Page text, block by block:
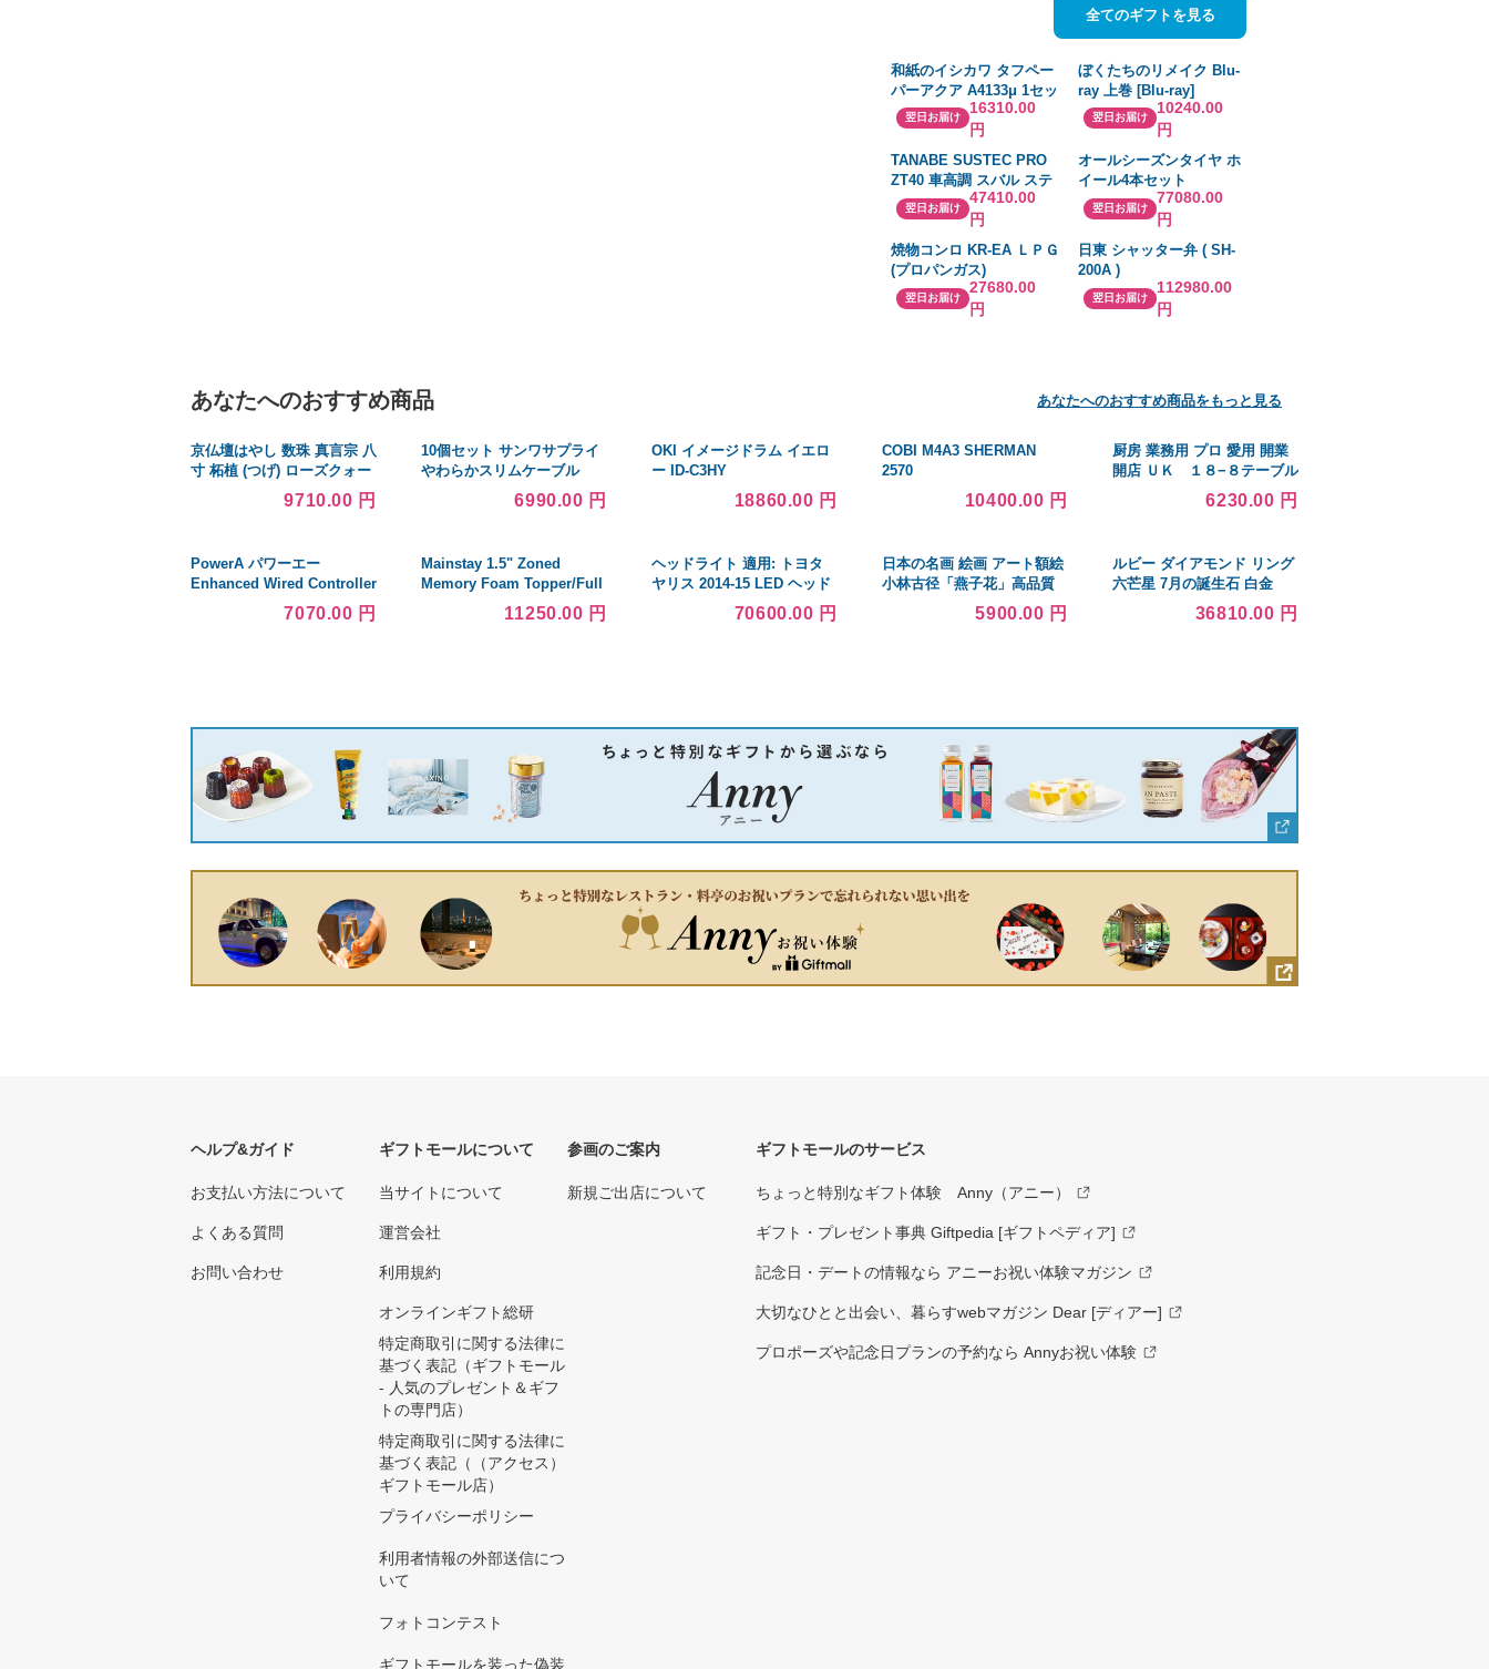
全てのギフトを見る
和紙のイシカワ タフペー
パーアクア A4133μ 1セッ
ト(250枚)
翌日お届け
16310.00
円
ぼくたちのリメイク Blu-
ray 上巻 [Blu-ray]
翌日お届け
10240.00
円
TANABE SUSTEC PRO
ZT40 車高調 スバル ステ
ラ LA150F 2014/12〜 品
番:ZT40LA100SK タナベ
翌日お届け
47410.00
円
オールシーズンタイヤ ホ
イール4本セット
205/50R17インチ 5H100
ウェッズ レオニス MX
HSIII/SC ミシュラン クロ
スクライメート2
翌日お届け
77080.00
円
焼物コンロ KR-EA ＬＰＧ
(プロパンガス)
翌日お届け
27680.00
円
日東 シャッター弁 ( SH-
200A )
翌日お届け
112980.00
円
あなたへのおすすめ商品 あなたへのおすすめ商品をもっと見る
京仏壇はやし 数珠 真言宗 八
寸 柘植 (つげ) ローズクォー
ツ入り (女性用) 正式 本式 数
珠袋セット SW-029 京都 念
9710.00 円
10個セット サンワサプライ
やわらかスリムケーブル
（白） TEL-S2-3N2 TEL-S2-
6990.00 円
OKI イメージドラム イエロ
ー ID-C3HY
18860.00 円
COBI M4A3 SHERMAN
2570
10400.00 円
厨房 業務用 プロ 愛用 開業
開店 ＵＫ １８−８テーブル
ナンバースタンド 末広
6230.00 円
PowerA パワーエー
Enhanced Wired Controller
and Slim Case for
Nintendo Switch ?
7070.00 円
Mainstay 1.5" Zoned
Memory Foam Topper/Full
並行輸入品 送料無料
11250.00 円
ヘッドライト 適用: トヨタ
ヤリス 2014-15 LED ヘッド
ランプ デイタイムランニン
グライト DRL バイキセノン
70600.00 円
日本の名画 絵画 アート額絵
小林古径「燕子花」高品質
複製画 W420×H520 NK0-
KO-9M 美術館（代引き不
5900.00 円
ルビー ダイアモンド リング
六芒星 7月の誕生石 白金
（プラチナ）900
36810.00 円
ヘルプ&ガイド
お支払い方法について
よくある質問
お問い合わせ
ギフトモールについて
当サイトについて
運営会社
利用規約
オンラインギフト総研
特定商取引に関する法律に
基づく表記（ギフトモール
- 人気のプレゼント＆ギフ
トの専門店）
特定商取引に関する法律に
基づく表記（（アクセス）
ギフトモール店）
プライバシーポリシー
利用者情報の外部送信につ
いて
フォトコンテスト
ギフトモールを装った偽装
参画のご案内
新規ご出店について
ギフトモールのサービス
ちょっと特別なギフト体験 Anny（アニー）
ギフト・プレゼント事典 Giftpedia [ギフトペディア]
記念日・デートの情報なら アニーお祝い体験マガジン
大切なひとと出会い、暮らすwebマガジン Dear [ディアー]
プロポーズや記念日プランの予約なら Annyお祝い体験